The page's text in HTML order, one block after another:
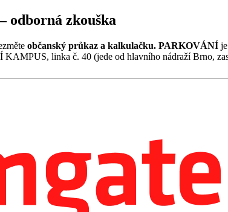
odborná zkouška
občanský průkaz a kalkulačku. PARKOVÁNÍ
linka č. 40 (jede od hlavního nádraží Brno,